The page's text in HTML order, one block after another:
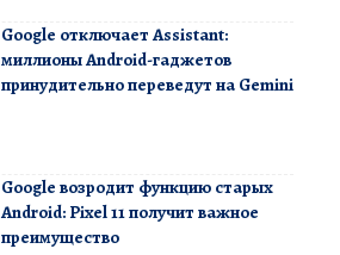
Google отключает Assistant:
миллионы Android-гаджетов
принудительно переведут на Gemini
Google возродит функцию старых
Android: Pixel 11 получит важное
преимущество